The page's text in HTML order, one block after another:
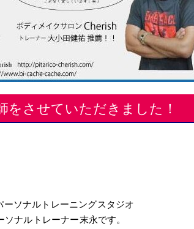
をさせていただきました！
ソナルトレーニングスタジオ
ナルトレーナー末永です。